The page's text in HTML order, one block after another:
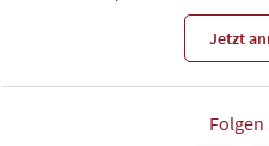
Jetzt
Folgen